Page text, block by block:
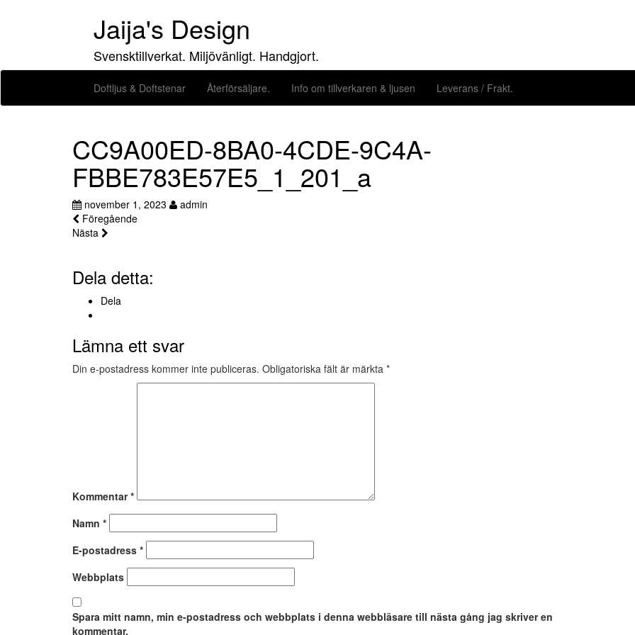
Jaija's Design
Svensktillverkat. Miljövänligt. Handgjort.
Doftljus & Doftstenar Återförsäljare. Info om tillverkaren & ljusen Leverans / Frakt.
CC9A00ED-8BA0-4CDE-9C4A-
FBBE783E57E5_1_201_a
november 1, 2023
admin
Föregående
Nästa
Dela detta:
Dela
Lämna ett svar
Din e-postadress kommer inte publiceras. Obligatoriska fält är märkta *
Kommentar*
Namn *
E-postadress *
Webbplats
Spara mitt namn, min e-postadress och webbplats i denna webbläsare till nästa gång jag skriver en
kommentar.